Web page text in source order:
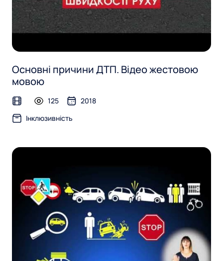
Основні причини ДТП. Відео жестовою
мовою
video 125
2018
Інклюзивність